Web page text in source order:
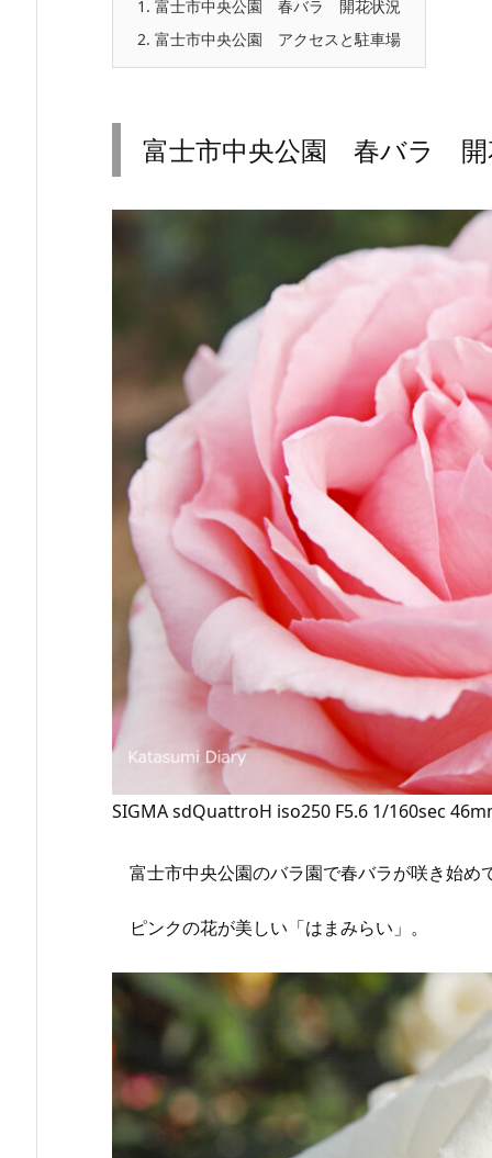
1. 富士市中央公園 春バラ 開花状況
2. 富士市中央公園 アクセスと駐車場
富士市中央公園 春バラ 開
SIGMA sdQuattroH iso250 F5.6 1/160sec
富士市中央公園のバラ園で春バラが咲き始め
ピンクの花が美しい「はまみらい」。